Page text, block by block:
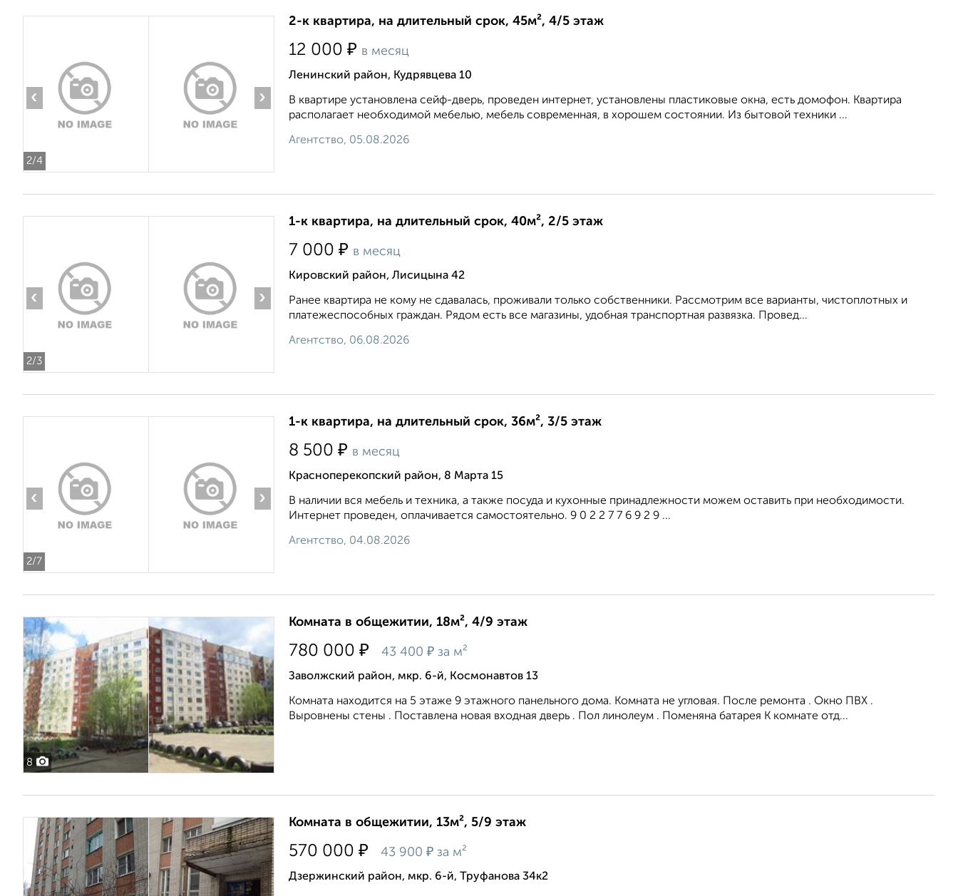
2/4
‹ ›
2-к квартира, на длительный срок, 45м², 4/5 этаж
12 000 ₽ в месяц
Ленинский район, Кудрявцева 10
В квартире установлена сейф-дверь, проведен интернет, установлены пластиковые окна, есть домофон. Квартира
располагает необходимой мебелью, мебель современная, в хорошем состоянии. Из бытовой техники ...
Агентство, 05.08.2026
2/3
‹ ›
1-к квартира, на длительный срок, 40м², 2/5 этаж
7 000 ₽ в месяц
Кировский район, Лисицына 42
Ранее квартира не кому не сдавалась, проживали только собственники. Рассмотрим все варианты, чистоплотных и
платежеспособных граждан. Рядом есть все магазины, удобная транспортная развязка. Провед...
Агентство, 06.08.2026
2/7
‹ ›
1-к квартира, на длительный срок, 36м², 3/5 этаж
8 500 ₽ в месяц
Красноперекопский район, 8 Марта 15
В наличии вся мебель и техника, а также посуда и кухонные принадлежности можем оставить при необходимости.
Интернет проведен, оплачивается самостоятельно. 9 0 2 2 7 7 6 9 2 9 ...
Агентство, 04.08.2026
8
Комната в общежитии, 18м², 4/9 этаж
780 000 ₽ 43 400 ₽ за м²
Заволжский район, мкр. 6-й, Космонавтов 13
Комната находится на 5 этаже 9 этажного панельного дома. Комната не угловая. После ремонта . Окно ПВХ .
Выровнены стены . Поставлена новая входная дверь . Пол линолеум . Поменяна батарея К комнате отд...
Комната в общежитии, 13м², 5/9 этаж
570 000 ₽ 43 900 ₽ за м²
Дзержинский район, мкр. 6-й, Труфанова 34к2